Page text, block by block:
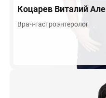
Коцарев Виталий
Врач-гастроэнтеролог